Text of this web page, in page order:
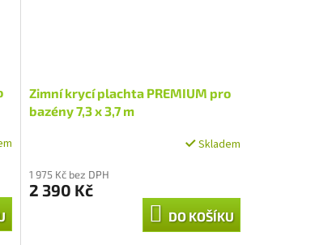
Zimní krycí plachta PREMIUM pro
bazény 7,3 x 3,7 m
Skladem
1 975 Kč bez DPH
2 390 Kč
DO KOŠÍKU